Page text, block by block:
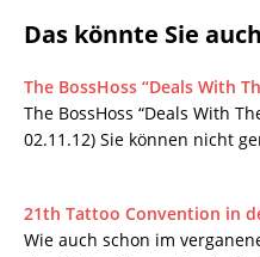
Das könnte Sie
The BossHoss “Deals With
The BossHoss “Deals With
02.11.12) Sie können nicht
21th Tattoo Convention in
Wie auch schon im